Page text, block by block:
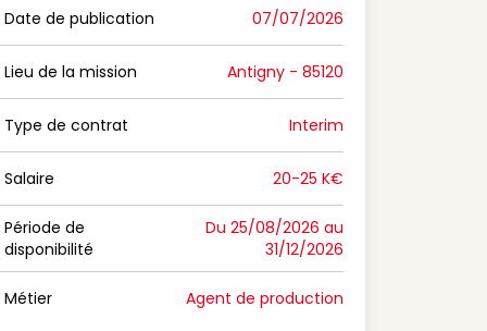
Date de publication
Date de publication 07/07/2026
Lieu de la mission
Lieu de la mission Antigny - 85120
Type de contrat
Type de contrat Interim
Salaire
Salaire 20-25 K€
Période de disponibilité
Période de
disponibilité
Du 25/08/2026 au
31/12/2026
Métier Agent de production